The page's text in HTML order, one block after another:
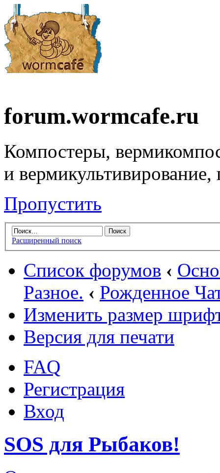
forum.wormcafe.ru
Компостеры,
и
Пропустить
Расширенный поиск
Список форумов ‹
Разное. ‹ Рожденное
Изменить размер
Версия для печати
FAQ
Регистрация
Вход
SOS для Рыбаков!